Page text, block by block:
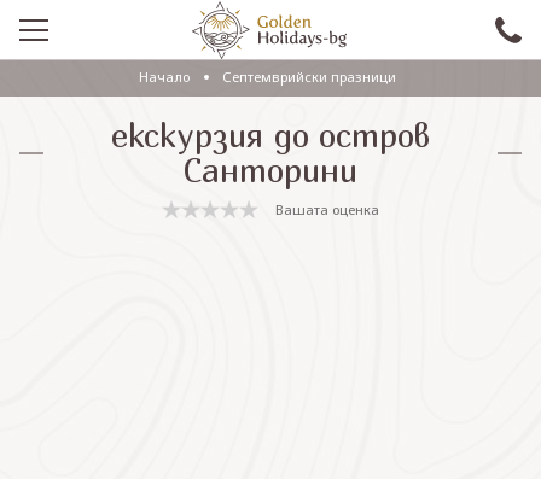
ПРОМО
EКСКУРЗИИ СЪС САМОЛЕТ
ЕКСКУРЗИИ С АВТОБУС
Начало Септемврийски празници
екскурзия до остров
Санторини
Вашата оценка